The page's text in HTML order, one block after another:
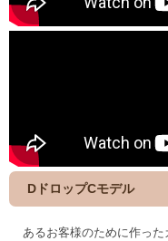
DドロップCモデル
あるお客様のために作っ